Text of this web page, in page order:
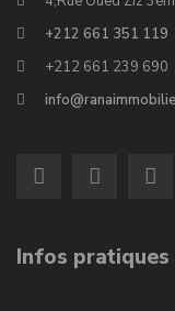
+212 661 351 119
+212 661 239 690
Infos pratiques